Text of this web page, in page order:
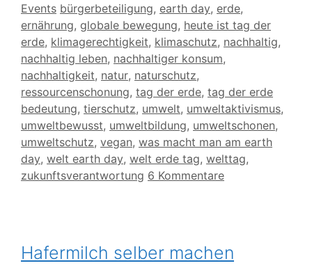
Events Schlagwörter
bürgerbeteiligung, earth day, erde,
ernährung, globale bewegung, heute ist tag der
erde, klimagerechtigkeit, klimaschutz, nachhaltig,
nachhaltig leben, nachhaltiger konsum,
nachhaltigkeit, natur, naturschutz,
ressourcenschonung, tag der erde, tag der erde
bedeutung, tierschutz, umwelt, umweltaktivismus,
umweltbewusst, umweltbildung, umweltschonen,
umweltschutz, vegan, was macht man am earth
day, welt earth day, welt erde tag, welttag,
zukunftsverantwortung 6 Kommentare
Hafermilch selber machen